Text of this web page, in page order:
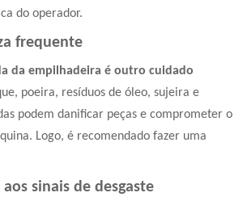
do operador.
frequente
da empilhadeira é outro cuidado
poeira, resíduos de óleo, sujeira e
podem danificar peças e comprometer o
Logo, é recomendado fazer uma
sinais de desgaste